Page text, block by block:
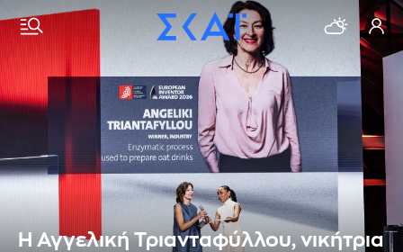
Η Αγγελική Τριανταφύλλου, νικήτρια